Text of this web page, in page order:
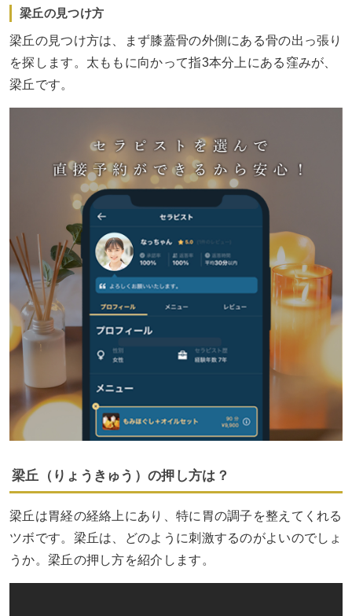
梁丘の見つけ方
梁丘の見つけ方は、まず膝蓋骨の外側にある骨の出っ張り
を探します。太ももに向かって指3本分上にある窪みが、
梁丘です。
梁丘（りょうきゅう）の押し方は？
梁丘は胃経の経絡上にあり、特に胃の調子を整えてくれる
ツボです。梁丘は、どのように刺激するのがよいのでしょ
うか。梁丘の押し方を紹介します。